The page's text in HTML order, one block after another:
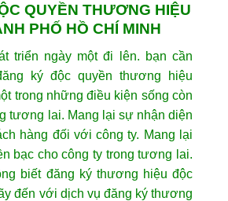
QUYỀN THƯƠNG HIỆU
PHỐ HỒ CHÍ MINH
triển ngày một đi lên. bạn cần
ký độc quyền thương hiệu
trong những điều kiện sống còn
tương lai. Mang lại sự nhận diện
hàng đối với công ty. Mang lại
bạc cho công ty trong tương lai.
biết đăng ký thương hiệu độc
đến với dịch vụ đăng ký thương